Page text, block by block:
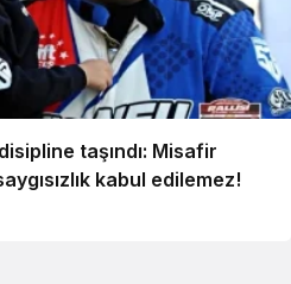
taşındı: Misafir
kabul edilemez!